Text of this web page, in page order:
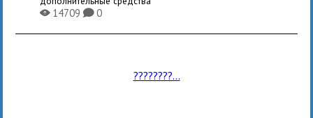
X14709K0
????????...